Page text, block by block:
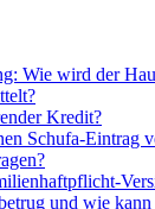
Wie wird der
Kredit?
Schufa-Eintrag
und wie kann